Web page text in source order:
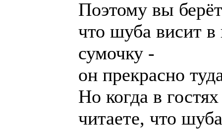
Поэтому вы
что шуба висит
сумочку -
он прекрасно
Но когда в
читаете, что